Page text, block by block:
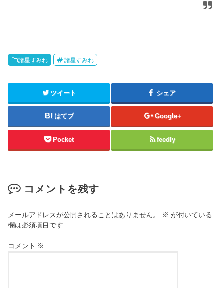
諸星すみれ 諸星すみれ
ツイート シェア
はてブ Google+
Pocket feedly
コメントを残す
メールアドレスが公開されることはありません。 ※ が付いている
欄は必須項目です
コメント ※